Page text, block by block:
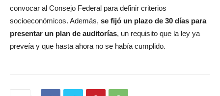
convocar al Consejo Federal para definir criterios
socioeconómicos. Además, se fijó un plazo de 30 días para
presentar un plan de auditorías, un requisito que la ley ya
preveía y que hasta ahora no se había cumplido.